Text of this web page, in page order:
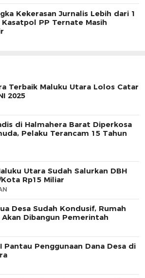
Kekerasan Jurnalis Lebih dari 1
Kasatpol PP Ternate Masih
Terbaik Maluku Utara Lolos Catar
2025
di Halmahera Barat Diperkosa
Pelaku Terancam 15 Tahun
Utara Sudah Salurkan DBH
Rp15 Miliar
Desa Sudah Kondusif, Rumah
Akan Dibangun Pemerintah
Pantau Penggunaan Dana Desa di